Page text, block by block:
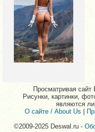
Просматривая
Рисунки, картинки,
являются
О сайте / About Us |
©2009-2025 Deswal.ru -